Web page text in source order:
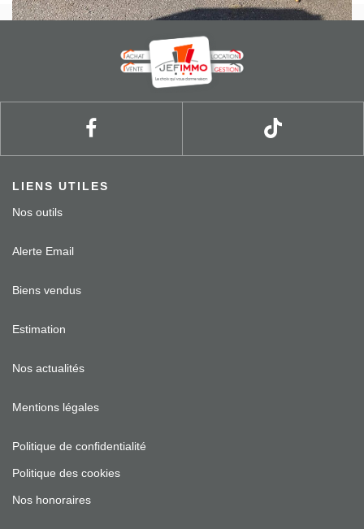
LIENS UTILES
Nos outils
Alerte Email
Biens vendus
Estimation
Nos actualités
Mentions légales
Politique de confidentialité
Politique des cookies
Nos honoraires